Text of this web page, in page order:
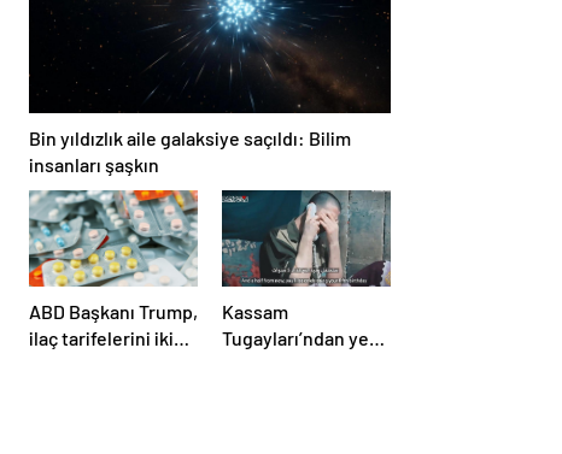
Bin yıldızlık aile galaksiye saçıldı: Bilim
insanları şaşkın
ABD Başkanı Trump,
ilaç tarifelerini iki
Kassam
Tugayları’ndan yeni